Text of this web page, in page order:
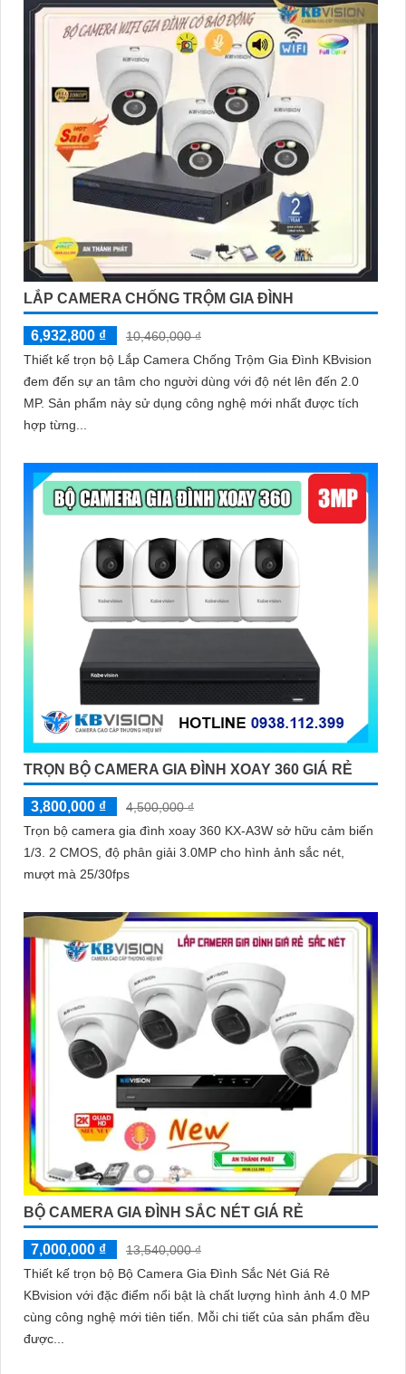
LẮP CAMERA CHỐNG TRỘM GIA ĐÌNH
6,932,800 ₫
10,460,000 ₫
Thiết kế trọn bộ Lắp Camera Chống Trộm Gia Đình KBvision
đem đến sự an tâm cho người dùng với độ nét lên đến 2.0
MP. Sản phẩm này sử dụng công nghệ mới nhất được tích
hợp từng...
TRỌN BỘ CAMERA GIA ĐÌNH XOAY 360 GIÁ RẺ
3,800,000 ₫
4,500,000 ₫
Trọn bộ camera gia đình xoay 360 KX-A3W sở hữu cảm biến
1/3. 2 CMOS, độ phân giải 3.0MP cho hình ảnh sắc nét,
mượt mà 25/30fps
BỘ CAMERA GIA ĐÌNH SẮC NÉT GIÁ RẺ
7,000,000 ₫
13,540,000 ₫
Thiết kế trọn bộ Bộ Camera Gia Đình Sắc Nét Giá Rẻ
KBvision với đặc điểm nổi bật là chất lượng hình ảnh 4.0 MP
cùng công nghệ mới tiên tiến. Mỗi chi tiết của sản phẩm đều
được...